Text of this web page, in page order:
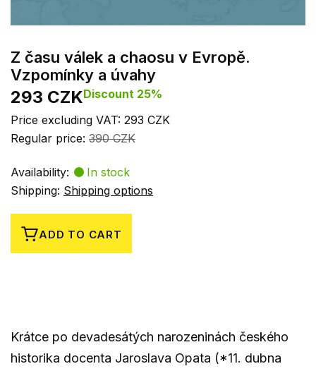
Z času válek a chaosu v Evropě.
Vzpomínky a úvahy
293 CZKDiscount 25%
Price excluding VAT: 293 CZK
Regular price: 390 CZK
Availability:
In stock
Shipping: Shipping options
ADD TO CART
Krátce po devadesátých narozeninách českého
historika docenta Jaroslava Opata (*11. dubna